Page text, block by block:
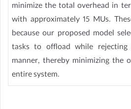
minimize the total overhead in
with approximately 15 MUs.
because our proposed model
tasks to offload while
manner, thereby minimizing the
entire system.